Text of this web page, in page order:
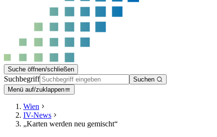
Suche öffnen/schließen
Suchbegriff
Suchen
Menü auf/zuklappen
Wien
IV-News
„Karten werden neu gemischt“